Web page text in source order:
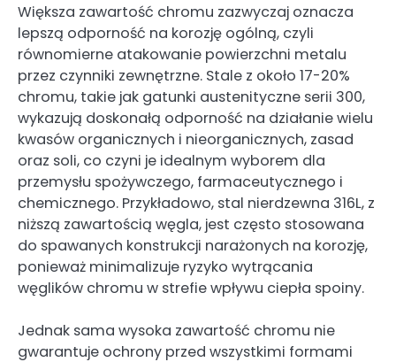
Większa zawartość chromu zazwyczaj oznacza
lepszą odporność na korozję ogólną, czyli
równomierne atakowanie powierzchni metalu
przez czynniki zewnętrzne. Stale z około 17-20%
chromu, takie jak gatunki austenityczne serii 300,
wykazują doskonałą odporność na działanie wielu
kwasów organicznych i nieorganicznych, zasad
oraz soli, co czyni je idealnym wyborem dla
przemysłu spożywczego, farmaceutycznego i
chemicznego. Przykładowo, stal nierdzewna 316L, z
niższą zawartością węgla, jest często stosowana
do spawanych konstrukcji narażonych na korozję,
ponieważ minimalizuje ryzyko wytrącania
węglików chromu w strefie wpływu ciepła spoiny.
Jednak sama wysoka zawartość chromu nie
gwarantuje ochrony przed wszystkimi formami